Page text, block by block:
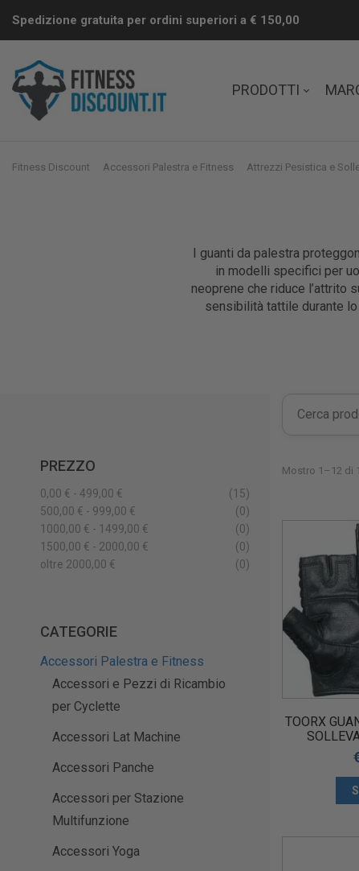
Spedizione gratuita per ordini superiori a € 150,00
PRODOTTI
Fitness Discount Accessori Palestra e Fitness Attrezzi Pesistica e
I guanti da palestra
in modelli specifici per
neoprene che riduce l’attrito
sensibilità tattile durante
PREZZO
0,00 € - 499,00 €
(15)
500,00 € - 999,00 €
(0)
1000,00 € - 1499,00 €
(0)
1500,00 € - 2000,00 €
(0)
oltre 2000,00 €
(0)
CATEGORIE
Accessori Palestra e Fitness
Accessori e Pezzi di Ricambio
per Cyclette
Accessori Lat Machine
Accessori Panche
Accessori per Stazione
Multifunzione
Accessori Yoga
Mostro 1–12 di
TOORX